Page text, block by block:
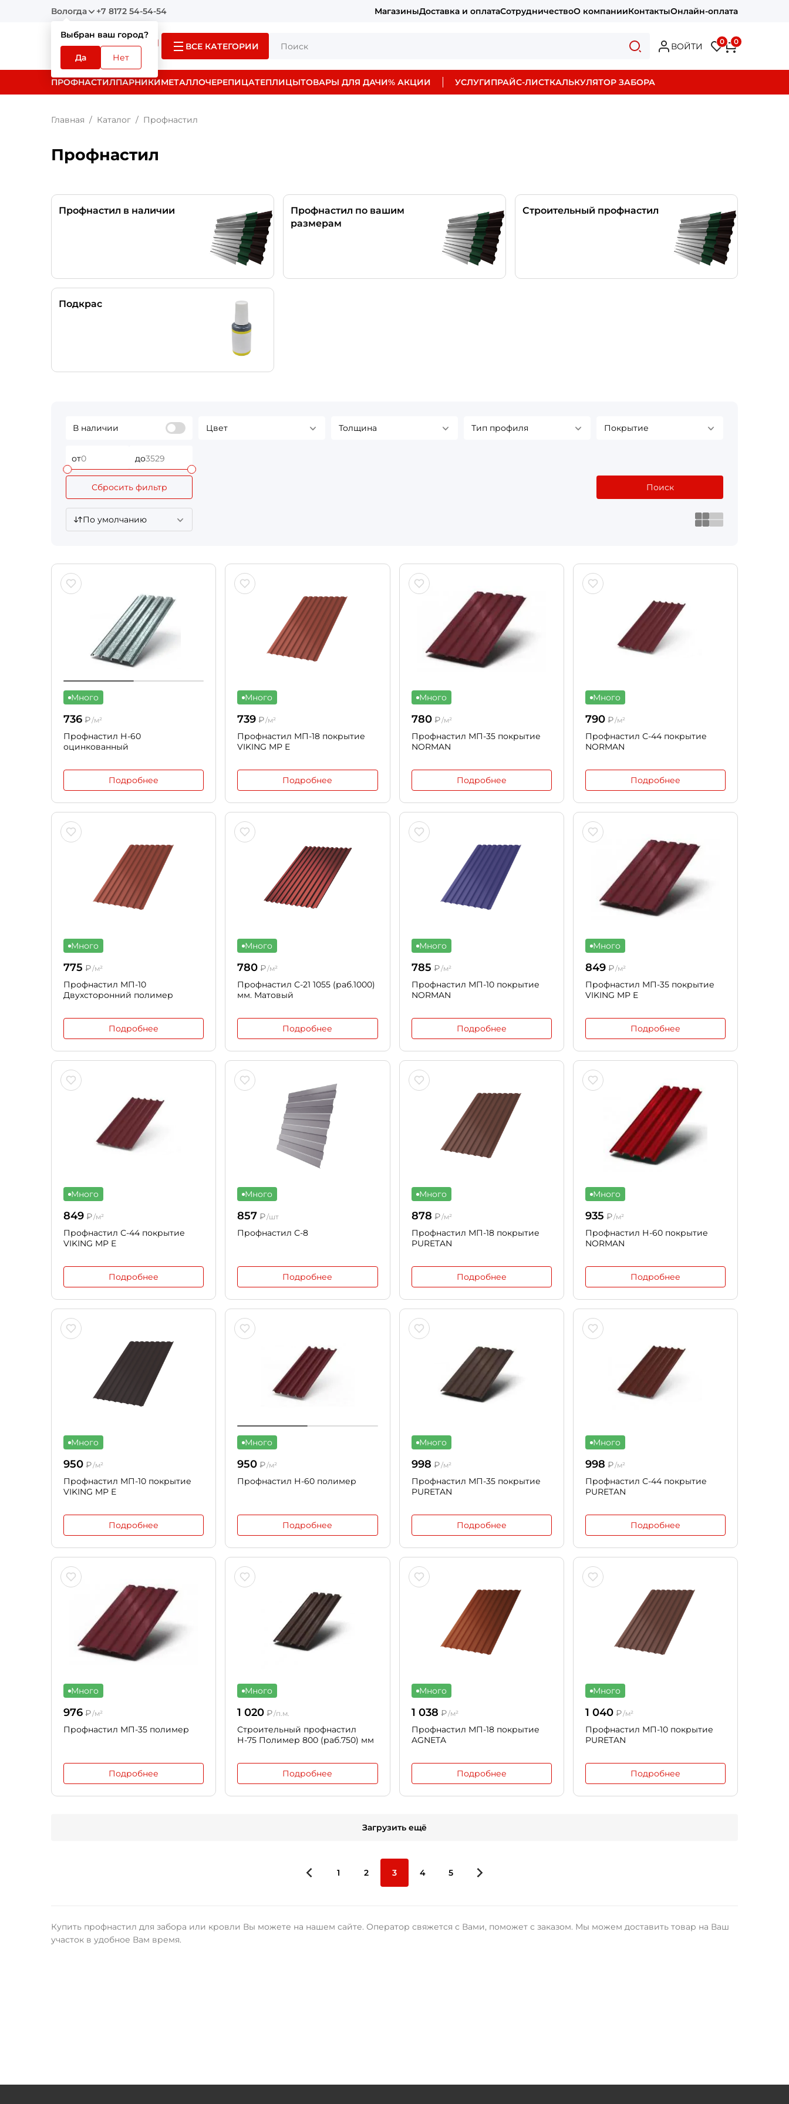
Вологда
Выбран ваш город?
Да Нет
+7 8172 54-54-54 МагазиныДоставка и оплатаСотрудничествоО компанииКонтактыОнлайн-оплата
ВСЕ КАТЕГОРИИ ВОЙТИ 0 0
ПРОФНАСТИЛПАРНИКИМЕТАЛЛОЧЕРЕПИЦАТЕПЛИЦЫТОВАРЫ ДЛЯ ДАЧИ% АКЦИИ УСЛУГИПРАЙС-ЛИСТКАЛЬКУЛЯТОР ЗАБОРА
Главная Каталог Профнастил
Профнастил
Профнастил в наличии
Профнастил по вашим
размерам
Строительный профнастил
Подкрас
В наличии Цвет Толщина Тип профиля Покрытие
от до
Сбросить фильтр Поиск
По умолчанию
Много
736 ₽/м²
Профнастил Н-60
оцинкованный
Подробнее
Много
739 ₽/м²
Профнастил МП-18 покрытие
VIKING MP E
Подробнее
Много
780₽/м²
Профнастил МП-35 покрытие
NORMAN
Подробнее
Много
790₽/м²
Профнастил С-44 покрытие
NORMAN
Подробнее
Много
775 ₽/м²
Профнастил МП-10
Двухсторонний полимер
Подробнее
Много
780 ₽/м²
Профнастил С-21 1055 (раб.1000)
мм. Матовый
Подробнее
Много
785 ₽/м²
Профнастил МП-10 покрытие
NORMAN
Подробнее
Много
849₽/м²
Профнастил МП-35 покрытие
VIKING MP E
Подробнее
Много
849 ₽/м²
Профнастил С-44 покрытие
VIKING MP E
Подробнее
Много
857 ₽/шт
Профнастил С-8
Подробнее
Много
878 ₽/м²
Профнастил МП-18 покрытие
PURETAN
Подробнее
Много
935 ₽/м²
Профнастил Н-60 покрытие
NORMAN
Подробнее
Много
950 ₽/м²
Профнастил МП-10 покрытие
VIKING MP E
Подробнее
Много
950 ₽/м²
Профнастил Н-60 полимер
Подробнее
Много
998 ₽/м²
Профнастил МП-35 покрытие
PURETAN
Подробнее
Много
998 ₽/м²
Профнастил С-44 покрытие
PURETAN
Подробнее
Много
976 ₽/м²
Профнастил МП-35 полимер
Подробнее
Много
1 020 ₽/п.м.
Строительный профнастил
Н-75 Полимер 800 (раб.750) мм
Подробнее
Много
1 038 ₽/м²
Профнастил МП-18 покрытие
AGNETA
Подробнее
Много
1 040₽/м²
Профнастил МП-10 покрытие
PURETAN
Подробнее
Загрузить ещё
1 2 3 4 5
Купить профнастил для забора или кровли Вы можете на нашем сайте. Оператор свяжется с Вами, поможет с заказом. Мы можем доставить товар на Ваш
участок в удобное Вам время.